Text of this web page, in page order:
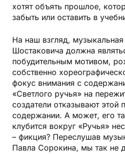
хотят объять прошлое,
забыть или оставить в
На наш взгляд, музыкальная
Шостаковича должна
побудительным мотивом,
собственно
фокус внимания с
«Светлого ручья» на
создатели отказывают этой
содержании. А может, его
клубится вокруг «Ручья»
– фикция? Переслушав
Павла Сорокина, мы так не